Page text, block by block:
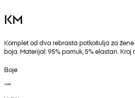
KM
Komplet od dva rebrasta potkošulja za
boja. Materijal: 95% pamuk, 5% elastan. Kroj
Boje